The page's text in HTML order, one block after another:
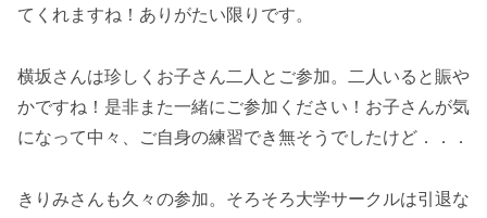
てくれますね！ありがたい限りです。
横坂さんは珍しくお子さん二人とご参加。二人いると賑や
かですね！是非また一緒にご参加ください！お子さんが気
になって中々、ご自身の練習でき無そうでしたけど．．．
きりみさんも久々の参加。そろそろ大学サークルは引退な